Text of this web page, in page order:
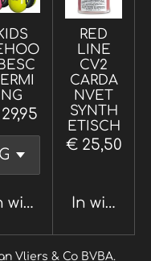
NG
winkelwagen
RED
LINE
CV2
CARDA
NVET
SYNTH
ETISCH
€ 25,50
In
Vliers & Co BVBA.